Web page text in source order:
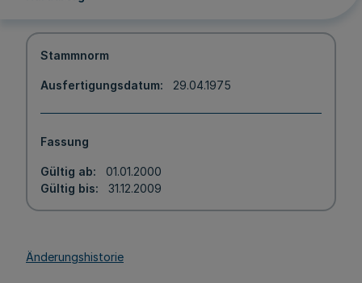
Stammnorm
Ausfertigungsdatum 29.04.1975
Fassung
Gültig ab
01.01.2000
Gültig bis
31.12.2009
Änderungshistorie